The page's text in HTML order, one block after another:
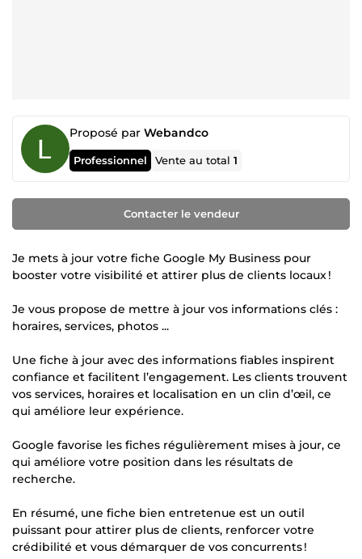
Proposé par Webandco
Professionnel Vente au total1
Contacter le vendeur
Je mets à jour votre fiche Google My Business pour
booster votre visibilité et attirer plus de clients locaux !
Je vous propose de mettre à jour vos informations clés :
horaires, services, photos ...
Une fiche à jour avec des informations fiables inspirent
confiance et facilitent l’engagement. Les clients trouvent
vos services, horaires et localisation en un clin d’œil, ce
qui améliore leur expérience.
Google favorise les fiches régulièrement mises à jour, ce
qui améliore votre position dans les résultats de
recherche.
En résumé, une fiche bien entretenue est un outil
puissant pour attirer plus de clients, renforcer votre
crédibilité et vous démarquer de vos concurrents !